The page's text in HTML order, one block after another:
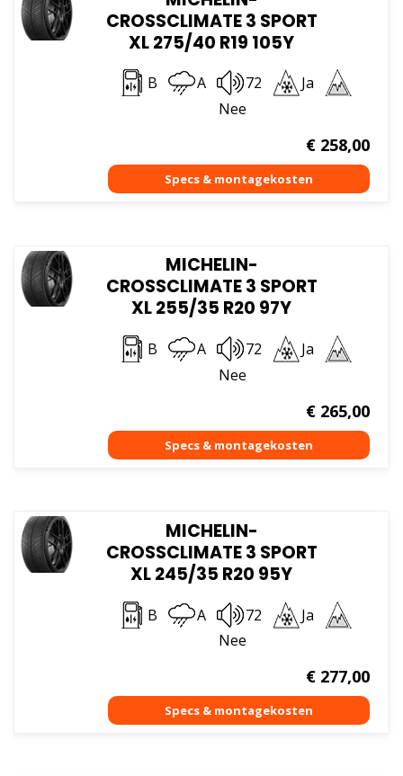
CROSSCLIMATE 3 SPORT
XL 275/40 R19 105Y
B A 72
Ja
Nee
€258,00
MICHELIN-
CROSSCLIMATE 3 SPORT
XL 255/35 R20 97Y
B A 72
Ja
Nee
€265,00
MICHELIN-
CROSSCLIMATE 3 SPORT
XL 245/35 R20 95Y
B A 72
Ja
Nee
€277,00